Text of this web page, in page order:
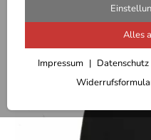
Alles
Impressum Datenschutz